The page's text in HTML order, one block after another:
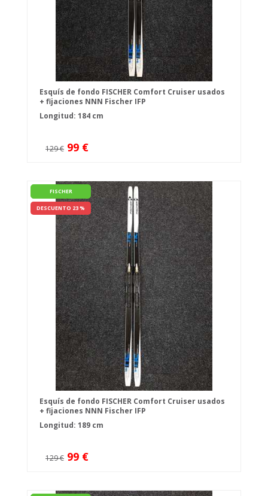
Esquís de fondo FISCHER Comfort Cruiser usados
+ fijaciones NNN Fischer IFP
Longitud: 184 cm
129 € 99 €
FISCHER
DESCUENTO 23 %
Esquís de fondo FISCHER Comfort Cruiser usados
+ fijaciones NNN Fischer IFP
Longitud: 189 cm
129 € 99 €